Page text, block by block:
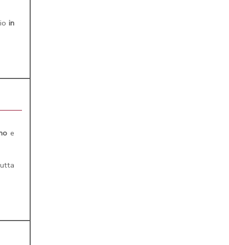
in
e